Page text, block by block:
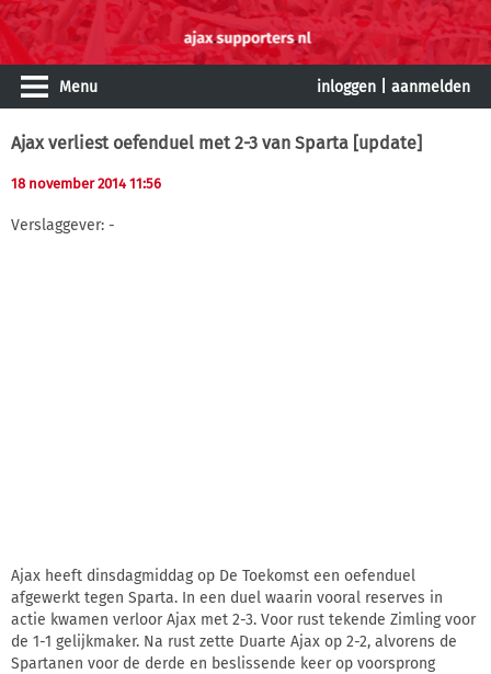
Menu inloggen aanmelden
Ajax verliest oefenduel met 2-3 van Sparta [update]
18 november 2014 11:56
Verslaggever: -
Ajax heeft dinsdagmiddag op De Toekomst een oefenduel
afgewerkt tegen Sparta. In een duel waarin vooral reserves in
actie kwamen verloor Ajax met 2-3. Voor rust tekende Zimling voor
de 1-1 gelijkmaker. Na rust zette Duarte Ajax op 2-2, alvorens de
Spartanen voor de derde en beslissende keer op voorsprong